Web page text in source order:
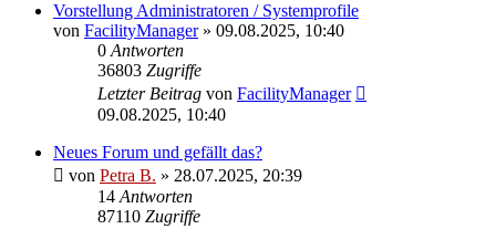
Vorstellung Administratoren / Systemprofile
von FacilityManager» 09.08.2025, 10:40
0Antworten
36803 Zugriffe
Letzter Beitrag von FacilityManager
09.08.2025, 10:40
Neues Forum und gefällt das?
von Petra B. » 28.07.2025, 20:39
14Antworten
87110 Zugriffe